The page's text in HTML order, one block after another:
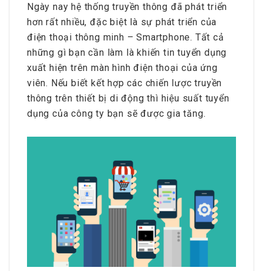
Ngày nay hệ thống truyền thông đã phát triển
hơn rất nhiều, đặc biệt là sự phát triển của
điện thoại thông minh – Smartphone. Tất cả
những gì bạn cần làm là khiến tin tuyển dụng
xuất hiện trên màn hình điện thoại của ứng
viên. Nếu biết kết hợp các chiến lược truyền
thông trên thiết bị di động thì hiệu suất tuyển
dụng của công ty bạn sẽ được gia tăng.